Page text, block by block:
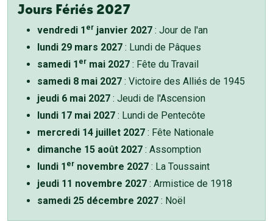
Jours Fériés 2027
vendredi 1 er janvier 2027 : Jour de l'an
lundi 29 mars 2027 : Lundi de Pâques
samedi 1 er mai 2027 : Fête du Travail
samedi 8 mai 2027 : Victoire des Alliés de 1945
jeudi 6 mai 2027 : Jeudi de l'Ascension
lundi 17 mai 2027 : Lundi de Pentecôte
mercredi 14 juillet 2027 : Fête Nationale
dimanche 15 août 2027 : Assomption
lundi 1 er novembre 2027 : La Toussaint
jeudi 11 novembre 2027 : Armistice de 1918
samedi 25 décembre 2027 : Noël